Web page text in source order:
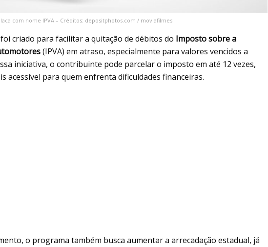
com nome IPVA – Créditos: depositphotos.com / moviafilmes
foi criado para facilitar a quitação de débitos do Imposto sobre a
(IPVA) em atraso, especialmente para valores vencidos a
iniciativa, o contribuinte pode parcelar o imposto em até 12 vezes,
acessível para quem enfrenta dificuldades financeiras.
o programa também busca aumentar a arrecadação estadual, já